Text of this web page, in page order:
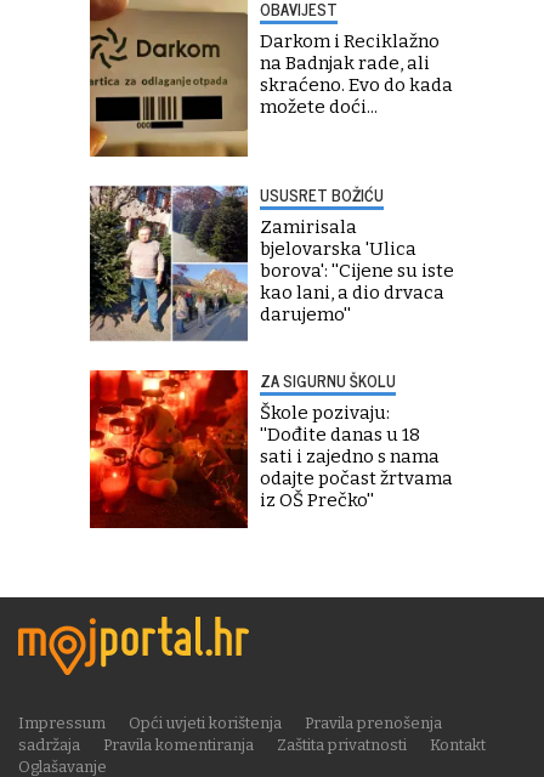
OBAVIJEST
Darkom i Reciklažno
na Badnjak rade, ali
skraćeno. Evo do kada
možete doći...
USUSRET BOŽIĆU
Zamirisala
bjelovarska 'Ulica
borova': ''Cijene su iste
kao lani, a dio drvaca
darujemo''
ZA SIGURNU ŠKOLU
Škole pozivaju:
''Dođite danas u 18
sati i zajedno s nama
odajte počast žrtvama
iz OŠ Prečko''
Impressum Opći uvjeti korištenja
Pravila prenošenja
sadržaja
Pravila komentiranja Zaštita privatnosti
Kontakt
Oglašavanje